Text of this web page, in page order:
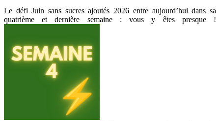
Le défi Juin sans sucres ajoutés 2026 entre aujourd’hui dans sa
quatrième et dernière semaine : vous y êtes presque !